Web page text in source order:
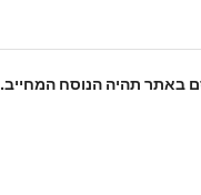
באתר תהיה הנוסח המחייב.